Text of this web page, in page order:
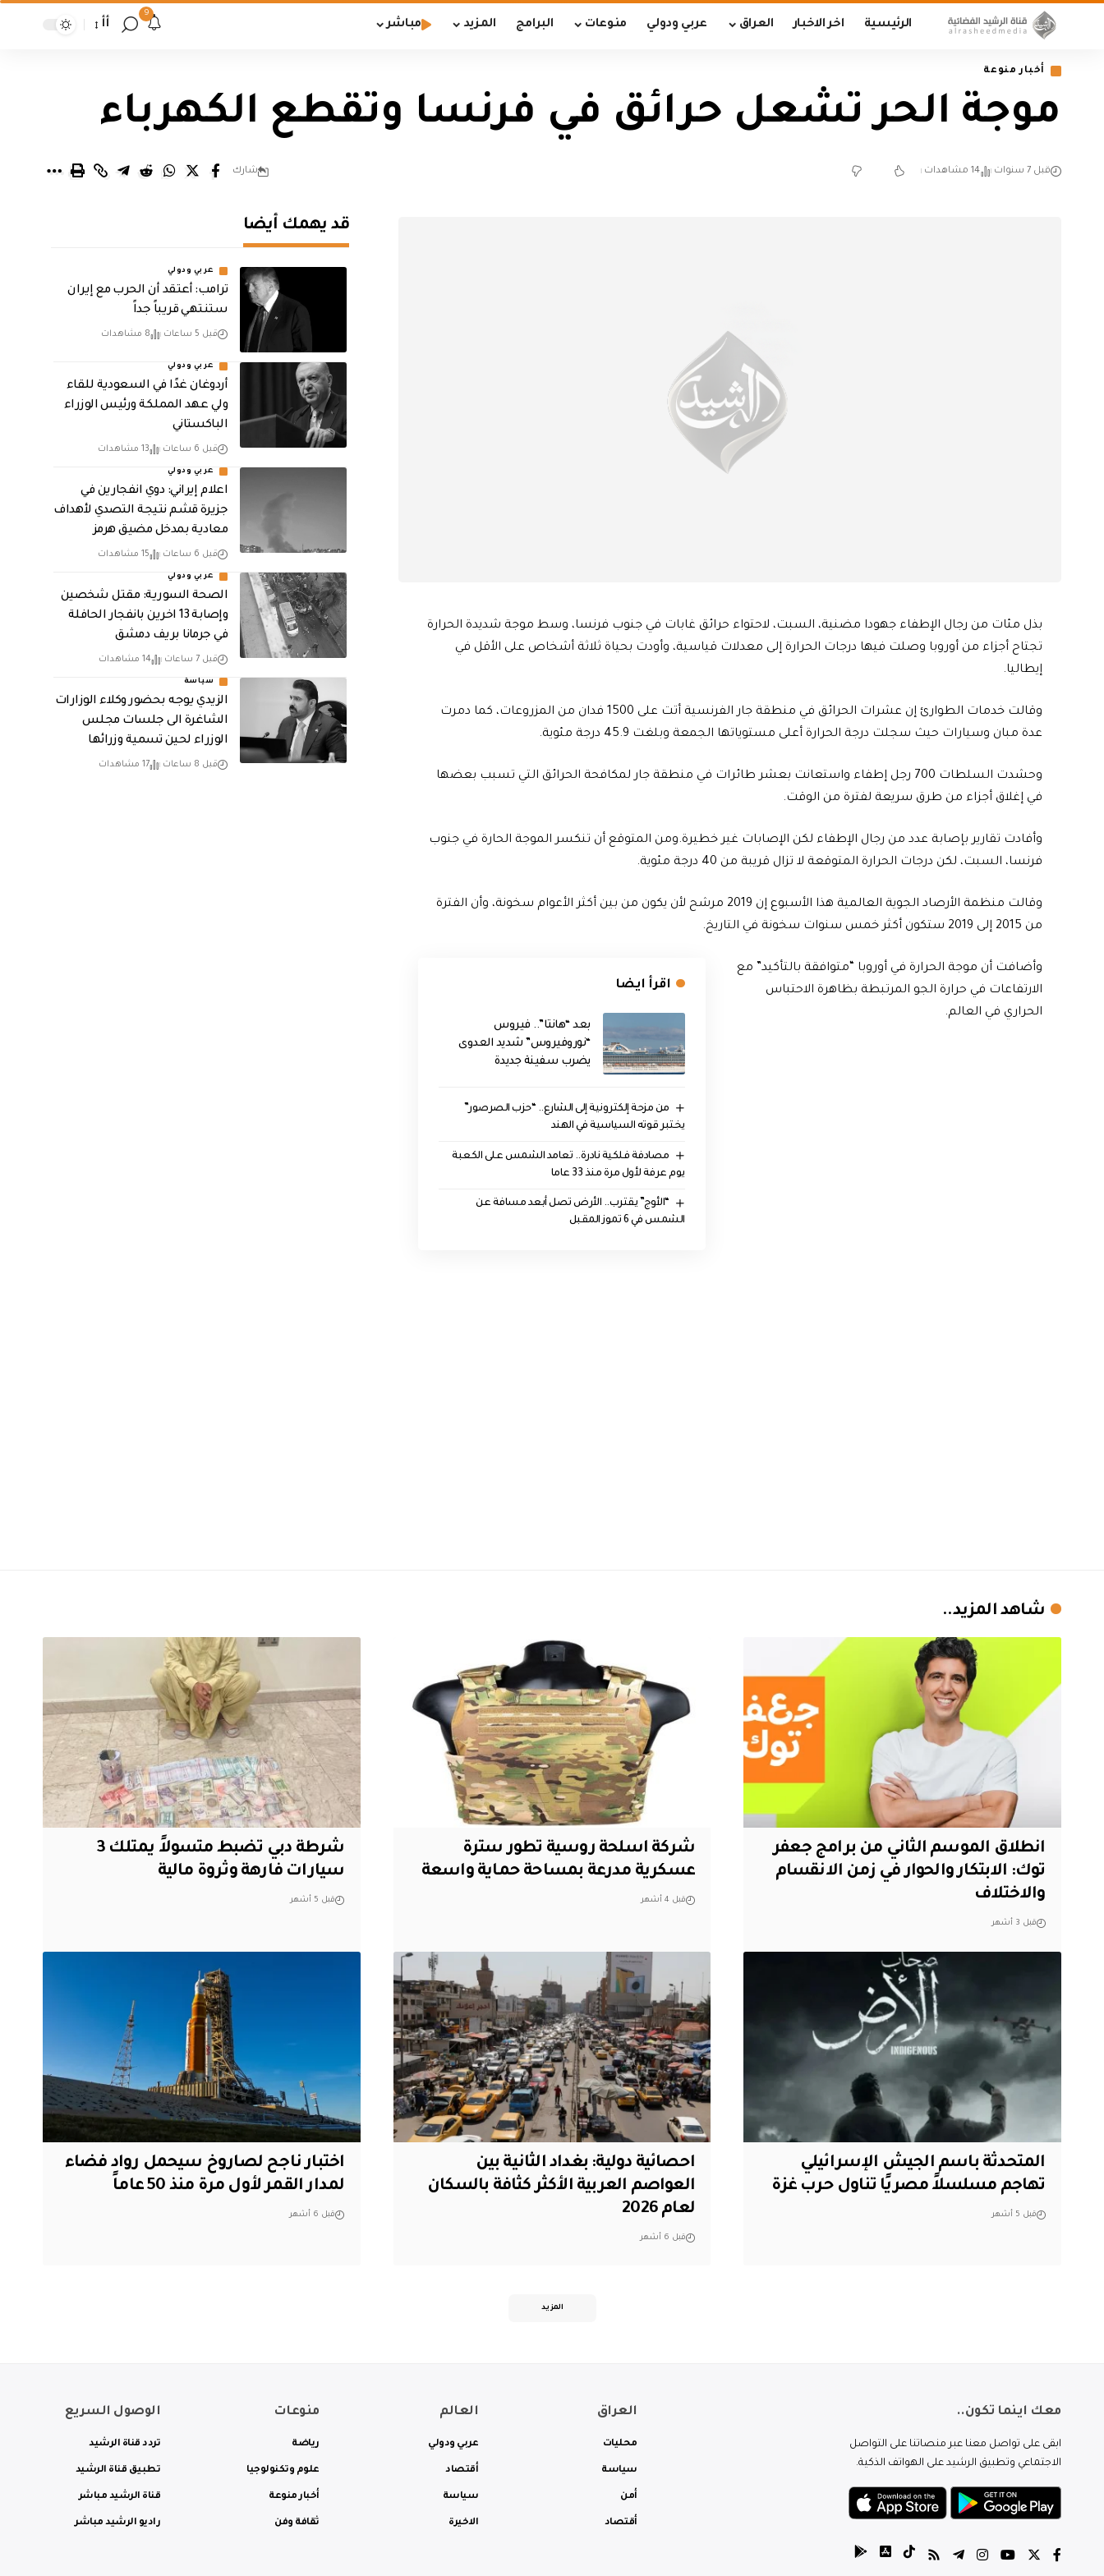
الرئيسية اخر الاخبار العراق عربي ودولي منوعات البرامج المزيد مباشر
9
أأ
أخبار منوعة
موجة الحر تشعل حرائق في فرنسا وتقطع الكهرباء
قبل 7 سنوات 14 مشاهدات شارك
بذل مئات من رجال الإطفاء جهودا مضنية، السبت، لاحتواء حرائق غابات في جنوب فرنسا، وسط موجة شديدة الحرارة
تجتاح أجزاء من أوروبا وصلت فيها درجات الحرارة إلى معدلات قياسية، وأودت بحياة ثلاثة أشخاص على الأقل في
إيطاليا.
وقالت خدمات الطوارئ إن عشرات الحرائق في منطقة جار الفرنسية أتت على 1500 فدان من المزروعات، كما دمرت
عدة مبان وسيارات حيث سجلت درجة الحرارة أعلى مستوياتها الجمعة وبلغت 45.9 درجة مئوية.
وحشدت السلطات 700 رجل إطفاء واستعانت بعشر طائرات في منطقة جار لمكافحة الحرائق التي تسبب بعضها
في إغلاق أجزاء من طرق سريعة لفترة من الوقت.
وأفادت تقارير بإصابة عدد من رجال الإطفاء لكن الإصابات غير خطيرة.ومن المتوقع أن تنكسر الموجة الحارة في جنوب
فرنسا، السبت، لكن درجات الحرارة المتوقعة لا تزال قريبة من 40 درجة مئوية.
وقالت منظمة الأرصاد الجوية العالمية هذا الأسبوع إن 2019 مرشح لأن يكون من بين أكثر الأعوام سخونة، وأن الفترة
من 2015 إلى 2019 ستكون أكثر خمس سنوات سخونة في التاريخ.
اقرأ ايضا
بعد “هانتا”.. فيروس
“نوروفيروس” شديد العدوى
يضرب سفينة جديدة
من مزحة إلكترونية إلى الشارع.. “حزب الصرصور”
يختبر قوته السياسية في الهند
مصادفة فلكية نادرة.. تعامد الشمس على الكعبة
يوم عرفة لأول مرة منذ 33 عاما
“الأوج” يقترب.. الأرض تصل أبعد مسافة عن
الشمس في 6 تموز المقبل
وأضافت أن موجة الحرارة في أوروبا “متوافقة بالتأكيد” مع
الارتفاعات في حرارة الجو المرتبطة بظاهرة الاحتباس
الحراري في العالم.
قد يهمك أيضا
عربي ودولي
‏ترامب: أعتقد أن الحرب مع إيران
ستنتهي قريباً جداً
قبل 5 ساعات 8 مشاهدات
عربي ودولي
أردوغان غدًا في السعودية للقاء
ولي عهد المملكة ورئيس الوزراء
الباكستاني
قبل 6 ساعات 13 مشاهدات
عربي ودولي
اعلام إيراني: دوي انفجارين في
جزيرة قشم نتيجة التصدي لأهداف
معادية بمدخل مضيق هرمز
قبل 6 ساعات 15 مشاهدات
عربي ودولي
الصحة السورية: مقتل شخصين
وإصابة 13 اخرين بانفجار الحافلة
في جرمانا بريف دمشق
قبل 7 ساعات 14 مشاهدات
سياسة
الزيدي يوجه بحضور وكلاء الوزارات
الشاغرة الى جلسات مجلس
الوزراء لحين تسمية وزرائها
قبل 8 ساعات 17 مشاهدات
شاهد المزيد..
انطلاق الموسم الثاني من برامج جعفر
توك: الابتكار والحوار في زمن الانقسام
والاختلاف
قبل 3 أشهر
شركة اسلحة روسية تطور سترة
عسكرية مدرعة بمساحة حماية واسعة
قبل 4 أشهر
شرطة دبي تضبط متسولاً يمتلك 3
سيارات فارهة وثروة مالية
قبل 5 أشهر
المتحدثة باسم الجيش الإسرائيلي
تهاجم مسلسلاً مصريًا تناول حرب غزة
قبل 5 أشهر
احصائية دولية: بغداد الثانية بين
العواصم العربية الأكثر كثافة بالسكان
لعام 2026
قبل 6 أشهر
اختبار ناجح لصاروخ سيحمل رواد فضاء
لمدار القمر لأول مرة منذ 50 عاماً
قبل 6 أشهر
المزيد
معك اينما تكون..
ابقى على تواصل معنا عبر منصاتنا على التواصل
الاجتماعي وتطبيق الرشيد على الهواتف الذكية.
العراق
محليات
سياسة
أمن
أقتصاد
العالم
عربي ودولي
أقتصاد
سياسة
الاخيرة
منوعات
رياضة
علوم وتكنولوجيا
أخبار منوعة
ثقافة وفن
الوصول السريع
تردد قناة الرشيد
تطبيق قناة الرشيد
قناة الرشيد مباشر
راديو الرشيد مباشر